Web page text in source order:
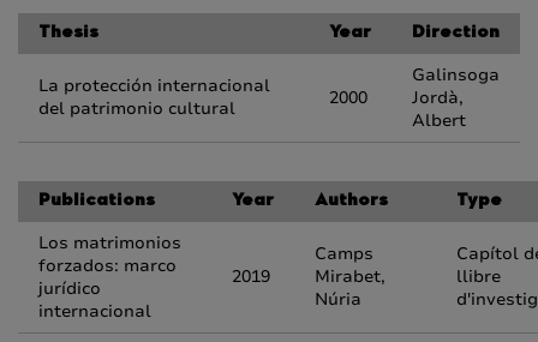
Thesis Year Direction
La protección internacional
del patrimonio cultural
2000
Galinsoga
Jordà,
Albert
Publications Year Authors Type
Los matrimonios
forzados: marco
jurídico
internacional
2019
Camps
Mirabet,
Núria
Capítol
llibre